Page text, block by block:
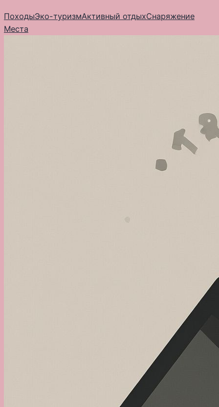
к
содержимому
ПоходыЭко-туризмАктивный отдыхСнаряжение
Места